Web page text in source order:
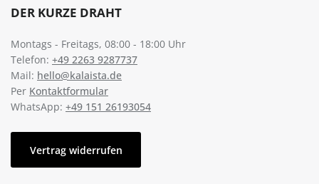
DER KURZE DRAHT
Montags - Freitags, 08:00 - 18:00 Uhr
Telefon: +49 2263 9287737
Mail: hello@kalaista.de
Per Kontaktformular
WhatsApp: +49 151 26193054
Vertrag widerrufen